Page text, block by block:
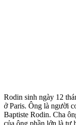
Rodin sinh ngày 12
ở Paris. Ông là người
Baptiste Rodin. Cha